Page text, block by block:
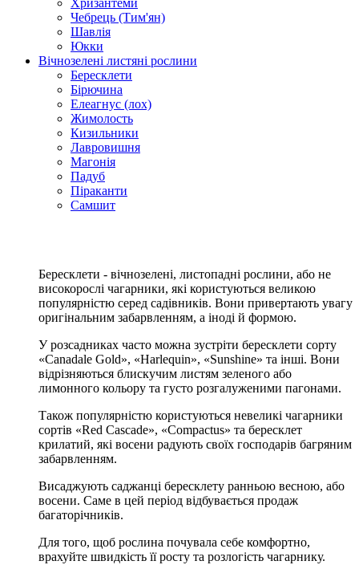
Хризантеми
Чебрець (Тим'ян)
Шавлія
Юкки
Вічнозелені листяні рослини
Бересклети
Бірючина
Елеагнус (лох)
Жимолость
Кизильники
Лавровишня
Магонія
Падуб
Піраканти
Самшит
Бересклети - вічнозелені, листопадні рослини, або не
високорослі чагарники, які користуються великою
популярністю серед садівників. Вони привертають увагу
оригінальним забарвленням, а іноді й формою.
У розсадниках часто можна зустріти бересклети сорту
«Canadale Gold», «Harlequin», «Sunshine» та інші. Вони
відрізняються блискучим листям зеленого або
лимонного кольору та густо розгалуженими пагонами.
Також популярністю користуються невеликі чагарники
сортів «Red Cascade», «Compactus» та бересклет
крилатий, які восени радують своїх господарів багряним
забарвленням.
Висаджують саджанці бересклету ранньою весною, або
восени. Саме в цей період відбувається продаж
багаторічників.
Для того, щоб рослина почувала себе комфортно,
врахуйте швидкість її росту та розлогість чагарнику.